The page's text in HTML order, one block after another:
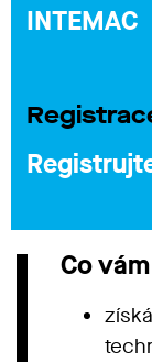
INTEMAC
Co